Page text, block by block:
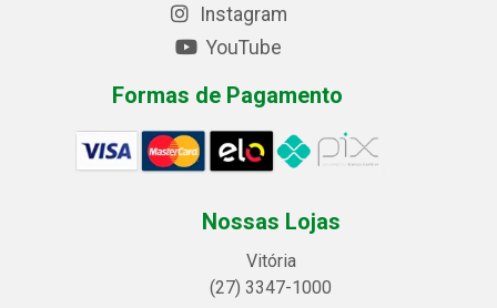
Instagram
YouTube
Formas de Pagamento
Nossas Lojas
Vitória
(27) 3347-1000